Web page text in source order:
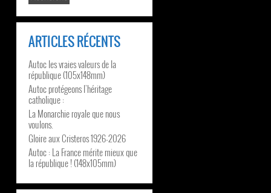
ARTICLES RÉCENTS
Autoc les vraies valeurs de la
république (105x148mm)
Autoc protégeons l’héritage
catholique :
La Monarchie royale que nous
voulons.
Gloire aux Cristeros 1926-2026
Autoc : La France mérite mieux que
la république ! (148x105mm)